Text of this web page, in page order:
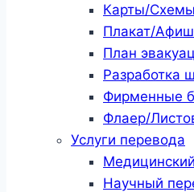
Карты/
Плакат/
План
Разработка
Фирменные
Флаер/
Услуги перевода
Научный